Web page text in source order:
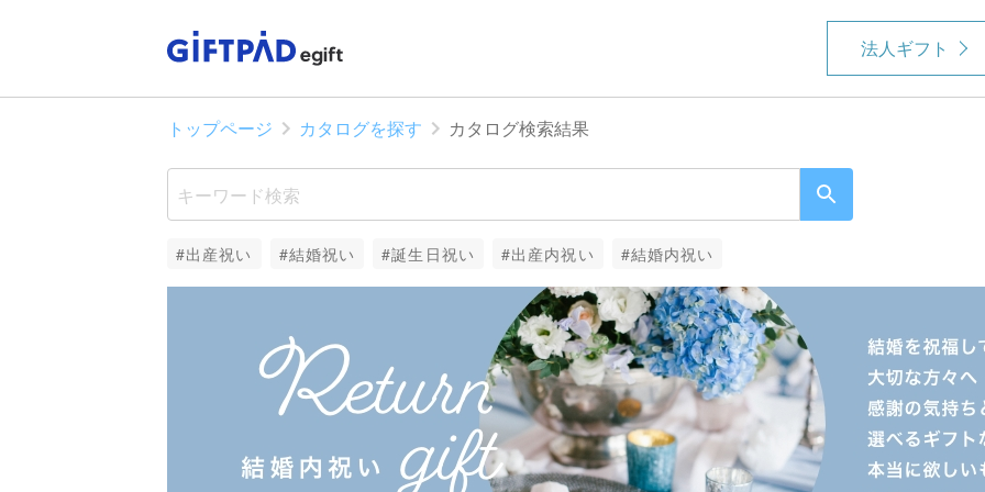
法人ギフト
トップページ カタログを探す カタログ検索結果
#出産祝い #結婚祝い #誕生日祝い #出産内祝い #結婚内祝い